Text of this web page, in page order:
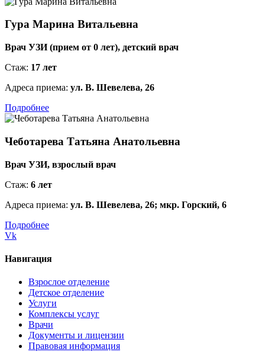
Гура Марина Витальевна
Врач УЗИ (прием от 0 лет), детский врач
Стаж: 17 лет
Адреса приема: ул. В. Шевелева, 26
Подробнее
Чеботарева Татьяна Анатольевна
Врач УЗИ, взрослый врач
Стаж: 6 лет
Адреса приема: ул. В. Шевелева, 26; мкр. Горский, 6
Подробнее
Vk
Навигация
Взрослое отделение
Детское отделение
Услуги
Комплексы услуг
Врачи
Документы и лицензии
Правовая информация